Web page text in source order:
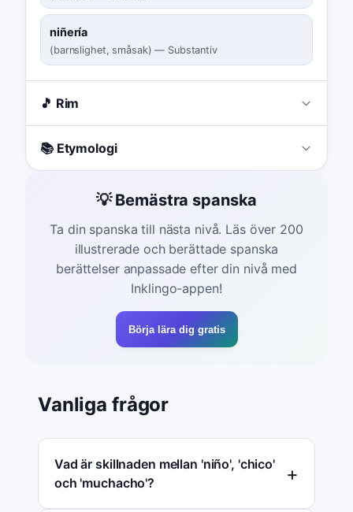
niñería
(barnslighet, småsak) — Substantiv
🎵 Rim
📚 Etymologi
💡 Bemästra spanska
Ta din spanska till nästa nivå. Läs över 200
illustrerade och berättade spanska
berättelser anpassade efter din nivå med
Inklingo-appen!
Börja lära dig gratis
Vanliga frågor
Vad är skillnaden mellan 'niño', 'chico'
och 'muchacho'?